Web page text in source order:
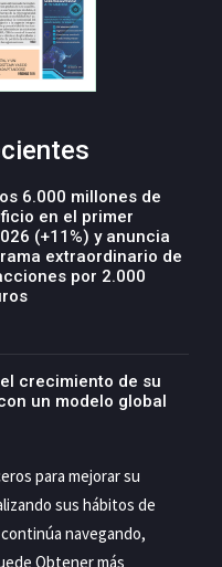
6.000 millones de
en el primer
(+11%) y anuncia
extraordinario de
por 2.000
crecimiento de su
un modelo global
para mejorar su
sus hábitos de
navegando,
Obtener más